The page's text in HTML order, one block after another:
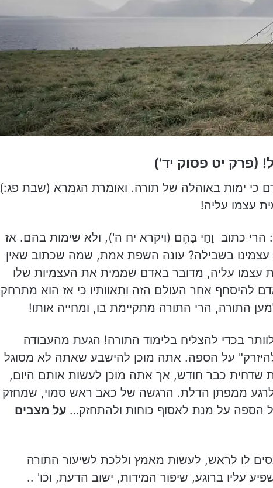
(פרק יט פסוק יד')
כי ימות באוהלה של תורה. ואומרת הגמרא (שבת פג:)
עצמו עליה!
הרי כתוב וָחַי בָּהֶם (ויקרא יח ה'), ולא שימות בהם. אז
בשבילה? עונה השפת אמת, שמה שכתוב שאין
עצמו עליה, מדובר באדם שממית את העצמיות שלו
להיסחף אחר העולם הזה ותאוותיו כי אז הוא מתרחק
התורה, הרי התורה מתקיימת בו, ומחייה אותו!
בכדי להצליח בלימוד התורה! הגעת מהעבודה
על הספה. אתה מוכן להישבע שאתה לא מסוגל
שדחית כבר חודש, אך אתה מוכן לעשות אותם היום,
ממפתן הדלת. הרגשה של כאב ראש סמוי, שמחזק
על מנת לאסוף כוחות ולהתחזק… על מצבים
לו לראש, לעשות מאמץ וללכת לשיעור התורה
עליו ברוגע, שיפור המידות, ישוב הדעת, וכו' ..